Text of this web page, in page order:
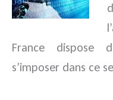
France dispose
s’imposer dans ce